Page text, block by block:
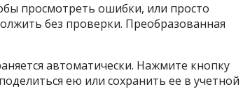
просмотреть ошибки, или просто
без проверки. Преобразованная
автоматически. Нажмите кнопку
ею или сохранить ее в учетной